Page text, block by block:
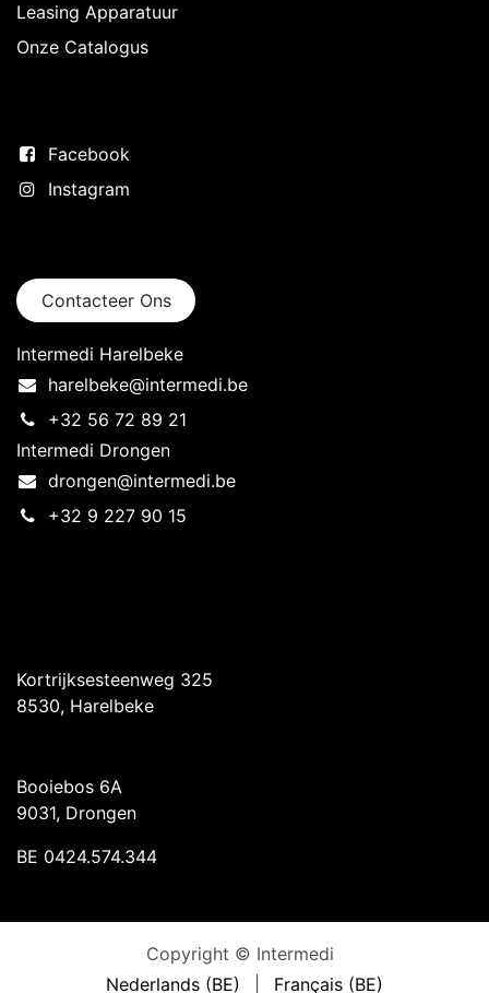
Leasing Apparatuur
Onze Catalogus
Facebook
Instagram
Contacteer Ons
Intermedi Harelbeke
harelbeke@intermedi.be
+32 56 72 89 21
Intermedi Drongen
drongen@intermedi.be
+32 9 227 90 15
Kortrijksesteenweg 325
8530, Harelbeke
Booiebos 6A
9031, Drongen
BE 0424.574.344
Copyright © Intermedi
Nederlands (BE)
Français (BE)